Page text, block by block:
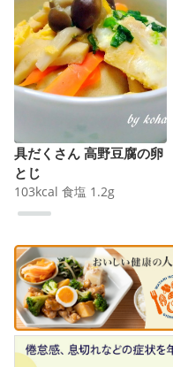
具だくさん 高野豆腐の卵
とじ
103kcal 食塩 1.2g